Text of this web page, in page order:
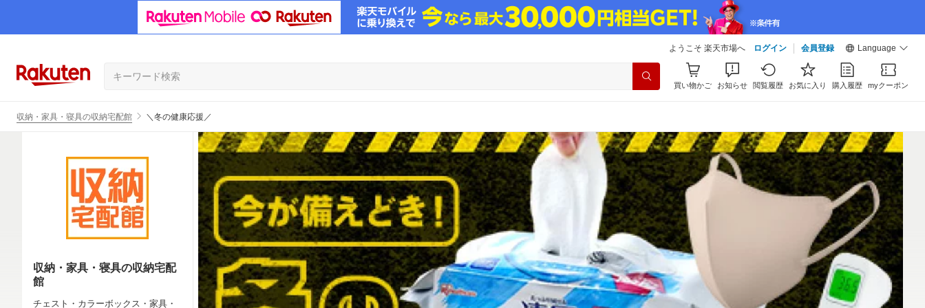
ようこそ 楽天市場へ ログイン 会員登録 Language
買い物かご お知らせ 閲覧履歴 お気に入り 購入履歴 myクーポン
収納・家具・寝具の収納宅配館 ＼冬の健康応援／
収納・家具・寝具の収納宅配
館
チェスト・カラーボックス・家具・